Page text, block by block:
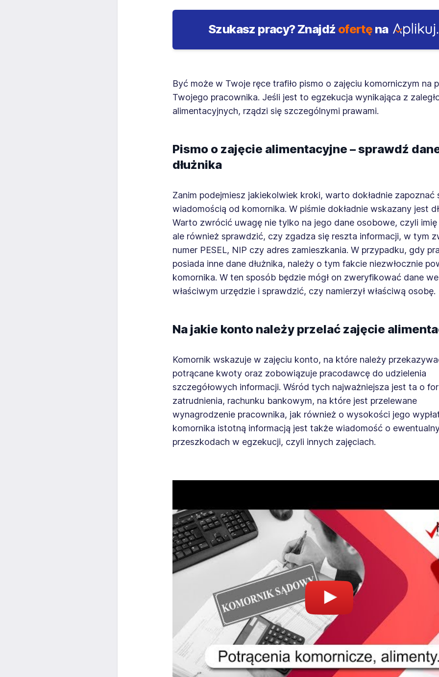
Szukasz pracy?Znajdź ofertę na
Być może w Twoje ręce trafiło pismo o zajęciu komorniczym na
Twojego pracownika. Jeśli jest to egzekucja wynikająca z
alimentacyjnych, rządzi się szczególnymi prawami.
Pismo o zajęcie alimentacyjne – sprawdź
dłużnika
Zanim podejmiesz jakiekolwiek kroki, warto dokładnie zapoznać
wiadomością od komornika. W piśmie dokładnie wskazany jest
Warto zwrócić uwagę nie tylko na jego dane osobowe, czyli
ale również sprawdzić, czy zgadza się reszta informacji, w tym
numer PESEL, NIP czy adres zamieszkania. W przypadku, gdy
posiada inne dane dłużnika, należy o tym fakcie niezwłocznie
komornika. W ten sposób będzie mógł on zweryfikować dane we
właściwym urzędzie i sprawdzić, czy namierzył właściwą osobę.
Na jakie konto należy przelać zajęcie
Komornik wskazuje w zajęciu konto, na które należy
potrącane kwoty oraz zobowiązuje pracodawcę do udzielenia
szczegółowych informacji. Wśród tych najważniejsza jest ta o
zatrudnienia, rachunku bankowym, na które jest przelewane
wynagrodzenie pracownika, jak również o wysokości jego
komornika istotną informacją jest także wiadomość o
przeszkodach w egzekucji, czyli innych zajęciach.